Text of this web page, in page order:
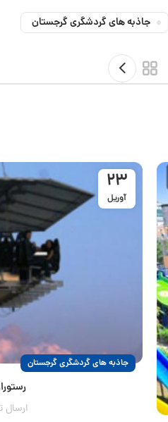
جاذبه های گردشگری گرجستان
23
آوریل
جاذبه های گردشگری گرجستان